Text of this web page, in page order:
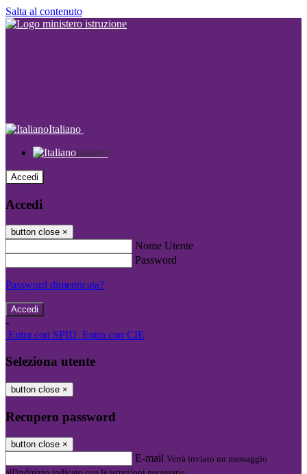
Salta al contenuto
Italiano
Italiano
Accedi
Accedi
button close ×
Nome Utente
Password
Password dimenticata?
-
Entra con SPID Entra con CIE
Seleziona utente
button close ×
Recupero password
button close ×
E-mail Verrà inviato un messaggio